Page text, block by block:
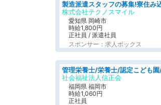
株式会社テクノスマイル
愛知県 岡崎市
時給1,800円
正社員 / 派遣社員
スポンサー：求人ボックス
社会福祉法人信正会
福岡県 福岡市
時給1,060円
正社員